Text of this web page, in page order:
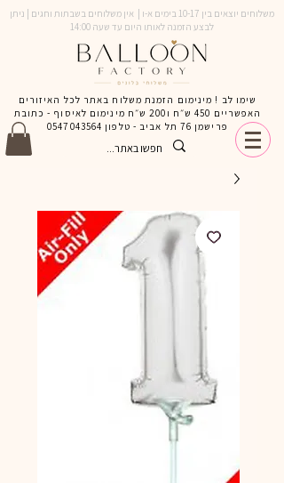
משלוחים יוצאים בין 10-17 בימים א-ו | אין משלוחים בשבתות וחגים | ניתן
לבצע הזמנה לאותו היום עד שעה 14:00
שימו לב ! מינימום הזמנת משלוח באתר לכל האיזורים
האפשריים 450 ש״ח ו200 ש״ח מינימום לאיסוף - כתובת
פרישמן 76 תל אביב - טלפון
0547043564